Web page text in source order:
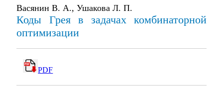
Васянин В. А., Ушакова Л. П.
Коды Грея в задачах комбинаторной
оптимизации
PDF